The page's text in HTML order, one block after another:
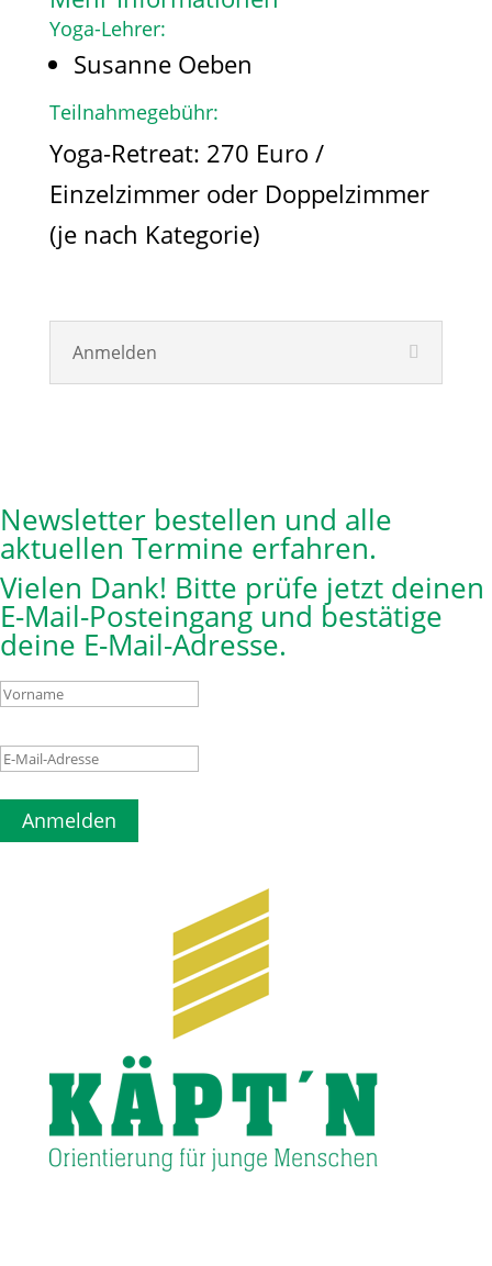
Yoga-Lehrer:
Susanne Oeben
Teilnahmegebühr:
Yoga-Retreat: 270 Euro /
Einzelzimmer oder Doppelzimmer
(je nach Kategorie)
Anmelden
Newsletter bestellen und alle
aktuellen Termine erfahren.
Vielen Dank! Bitte prüfe jetzt deinen
E-Mail-Posteingang und bestätige
deine E-Mail-Adresse.
Anmelden